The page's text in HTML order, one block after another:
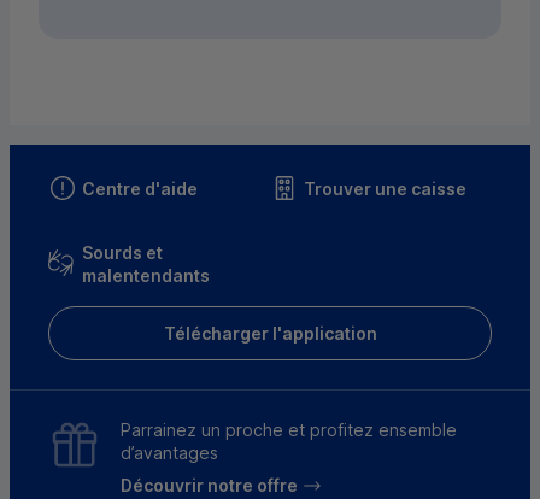
Centre d'aide Trouver une caisse
Sourds et
malentendants
Télécharger l'application
Parrainez un proche et profitez ensemble
d’avantages
Découvrir notre offre